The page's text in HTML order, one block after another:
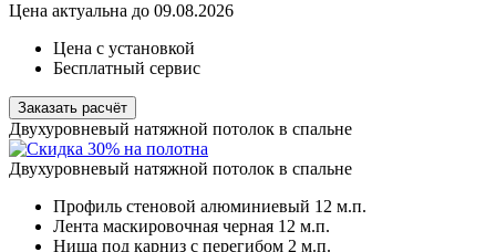
Цена актуальна до 09.08.2026
Цена с установкой
Бесплатный сервис
Заказать расчёт
Двухуровневый натяжной потолок в спальне
Двухуровневый натяжной потолок в спальне
Профиль стеновой алюминиевый 12 м.п.
Лента маскировочная черная 12 м.п.
Ниша под карниз с перегибом 2 м.п.